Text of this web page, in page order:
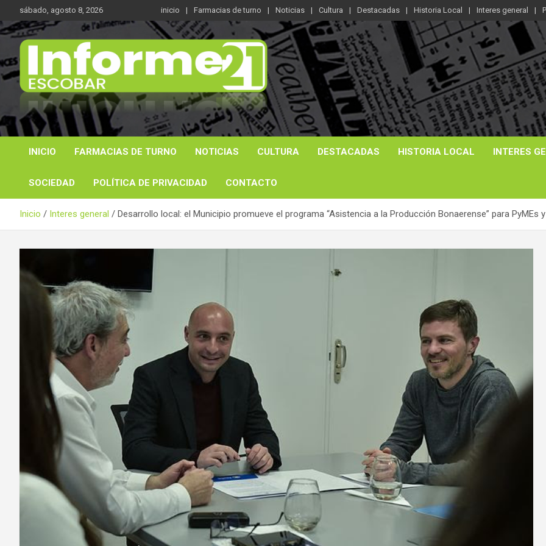
al
contenido
sábado, agosto 8, 2026 inicio Farmacias de turno Noticias Cultura Destacadas Historia Local Interes general
Informe 21
Noticas reales
INICIO FARMACIAS DE TURNO NOTICIAS CULTURA DESTACADAS HISTORIA LOCAL INTERES
SOCIEDAD POLÍTICA DE PRIVACIDAD CONTACTO
Inicio Interes general Desarrollo local: el Municipio promueve el programa “Asistencia a la Producción Bonaerense” para PyMEs